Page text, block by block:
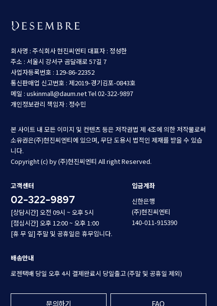
회사명 : 주식회사 현진씨엔티 대표자 : 정성한
주소 : 서울시 강서구 곰달래로 57길 7
사업자등록번호 : 129-86-22352
통신판매업 신고번호 : 제2019-경기김포-0843호
메일 : uskinmall@daum.netTel 02-322-9897
개인정보관리 책임자 : 정수민
본 사이트 내 모든 이미지 및 컨텐츠 등은 저작권법 제 4조에 의한 저작물로써
소유권은(주)현진씨엔티에 있으며, 무단 도용시 법적인 제재를 받을 수 있습
니다.
Copyright (c) by (주)현진씨엔티 All right Reserved.
고객센터
02-322-9897
[상담시간] 오전 09시 ~ 오후 5시
[점심시간] 오후 12:00 ~ 오후 1:00
[휴 무 일] 주말 및 공휴일은 휴무입니다.
입금계좌
신한은행
(주)현진씨엔티
140-011-915390
배송안내
로젠택배 당일 오후 4시 결제완료시 당일출고 (주말 및 공휴일 제외)
문의하기 FAQ